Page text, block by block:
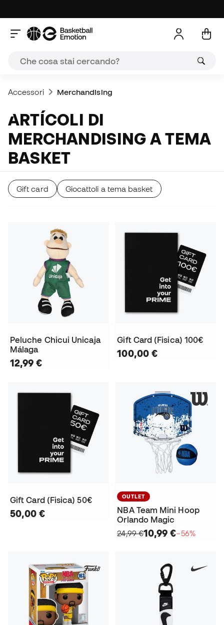
Accessori Merchandising
ARTÍCOLI DI
MERCHANDISING A TEMA
BASKET
Gift card Giocattoli a tema basket
Peluche Chicui Unicaja
Málaga
12,99 €
Gift Card (Fisica) 100€
100,00 €
Gift Card (Fisica) 50€
50,00 €
OUTLET
NBA Team Mini Hoop
Orlando Magic
24,99 €10,99 €−56%